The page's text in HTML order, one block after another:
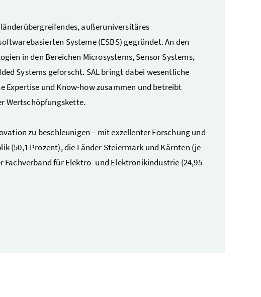
außeruniversitäres
Systeme (ESBS) gegründet. An den
in den Bereichen Microsystems, Sensor Systems,
Systems geforscht. SAL bringt dabei wesentliche
Expertise und Know-howzusammen und betreibt
Wertschöpfungskette.
zu beschleunigen – mit exzellenter Forschung und
(50,1 Prozent), die Länder Steiermark und Kärnten (je
Fachverband für Elektro- und Elektronikindustrie (24,95